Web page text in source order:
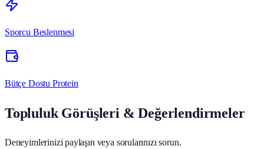
Sporcu Beslenmesi
Bütçe Dostu Protein
Topluluk Görüşleri & Değerlendirmeler
Deneyimlerinizi paylaşın veya sorularınızı sorun.